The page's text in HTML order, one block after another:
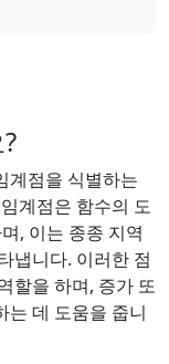
계점을 식별하는
계점은 함수의 도
, 이는 종종 지역
냅니다. 이러한 점
할을 하며, 증가 또
는 데 도움을 줍니